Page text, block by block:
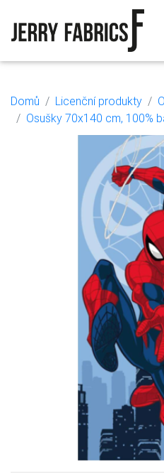
Domů Licenční produkty
Osušky 70x140 cm, 100%